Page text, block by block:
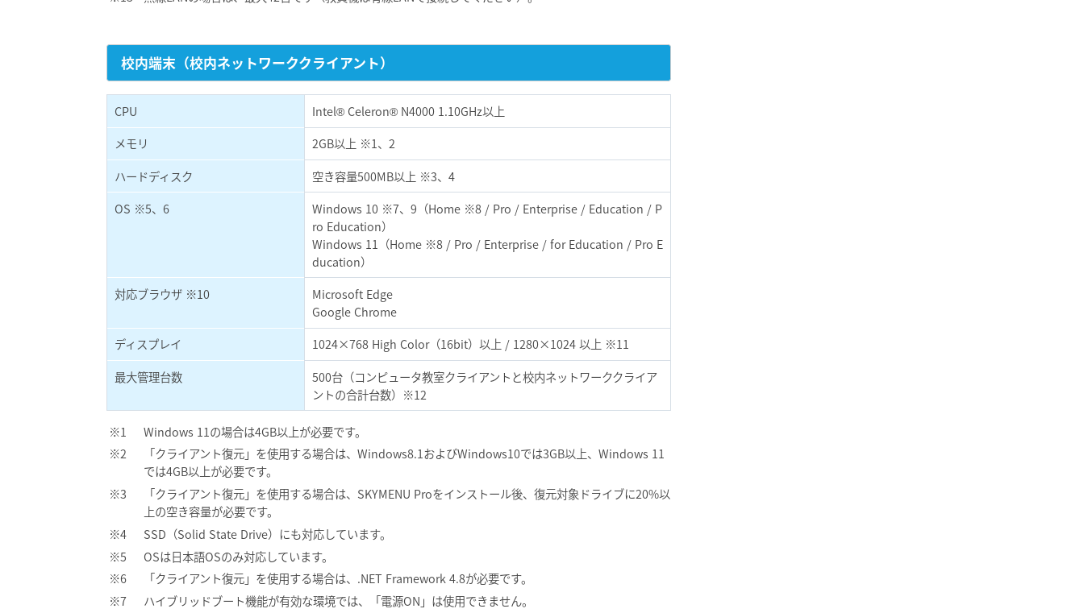
校内端末（校内ネットワーククライアント）
CPU
Intel® Celeron® N4000 1.10GHz以上
メモリ
2GB以上 ※1、2
ハードディスク
空き容量500MB以上 ※3、4
OS ※5、6
Windows 10 ※7、9（Home ※8 / Pro / Enterprise / Education / P
ro Education）
Windows 11（Home ※8 / Pro / Enterprise / for Education / Pro E
ducation）
対応ブラウザ ※10
Microsoft Edge
Google Chrome
ディスプレイ
1024×768 High Color（16bit）以上 / 1280×1024 以上 ※11
最大管理台数
500台（コンピュータ教室クライアントと校内ネットワーククライア
ントの合計台数）※12
Windows 11の場合は4GB以上が必要です。
「クライアント復元」を使用する場合は、Windows8.1およびWindows10では3GB以上、Windows 11
では4GB以上が必要です。
「クライアント復元」を使用する場合は、SKYMENU Proをインストール後、復元対象ドライブに20%以
上の空き容量が必要です。
SSD（Solid State Drive）にも対応しています。
OSは日本語OSのみ対応しています。
「クライアント復元」を使用する場合は、.NET Framework 4.8が必要です。
ハイブリッドブート機能が有効な環境では、「電源ON」は使用できません。